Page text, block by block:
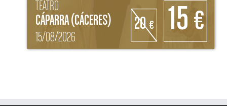
TEATRO
CÁPARRA (CÁCERES)
15/08/2026
20€ 15 €